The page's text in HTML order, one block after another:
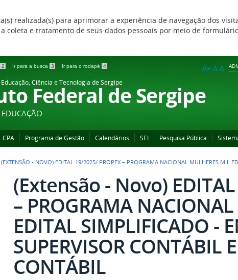
realizada(s) para aprimorar a experiência de navegação dos
coleta e tratamento de seus dados pessoais por meio de
2 Ir para a busca 3 Ir para o rodapé 4 A+ A A-
Ciência e Tecnologia de Sergipe
Federal de Sergipe
CPA Programa de Gestão Calendários SEI Pesquisa Pública
(EXTENSÃO - NOVO) EDITAL 19/2025/ PROPEX – PROGRAMA NACIONAL MULHERES MIL
(Extensão - Novo)
– PROGRAMA
EDITAL SIMPLIFICADO -
SUPERVISOR CONTÁBIL
CONTÁBIL